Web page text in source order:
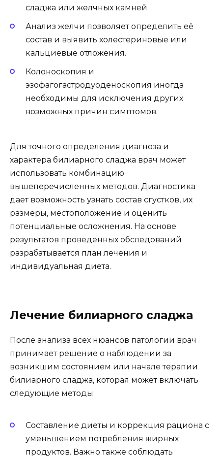
сладжа или желчных камней.
Анализ желчи позволяет определить её
состав и выявить холестериновые или
кальциевые отложения.
Колоноскопия и
эзофагогастродуоденоскопия иногда
необходимы для исключения других
возможных причин симптомов.
Для точного определения диагноза и
характера билиарного сладжа врач может
использовать комбинацию
вышеперечисленных методов. Диагностика
дает возможность узнать состав сгустков, их
размеры, местоположение и оценить
потенциальные осложнения. На основе
результатов проведенных обследований
разрабатывается план лечения и
индивидуальная диета.
Лечение билиарного сладжа
После анализа всех нюансов патологии врач
принимает решение о наблюдении за
возникшим состоянием или начале терапии
билиарного сладжа, которая может включать
следующие методы:
Составление диеты и коррекция рациона с
уменьшением потребления жирных
продуктов. Важно также соблюдать